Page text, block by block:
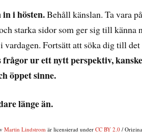
i hösten.Behåll känslan. Ta vara
starka sidor som ger sig till känna
Fortsätt att söka dig till
ur ett nytt perspektiv,
öppet sinne.
länge än.
Martin Lindstrom är licensierad underCC BY 2.0 /